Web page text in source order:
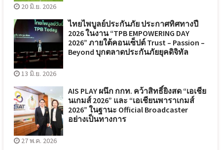
20 มิ.ย. 2026
ไทยไพบูลย์ประกันภัย ประกาศทิศทางปี
2026 ในงาน “TPB EMPOWERING DAY
2026” ภายใต้คอนเซ็ปต์ Trust – Passion –
Beyond บุกตลาดประกันภัยยุคดิจิทัล
13 มิ.ย. 2026
AIS PLAY ผนึก กกท. คว้าสิทธิ์ยิงสด “เอเชีย
นเกมส์ 2026” และ “เอเชียนพาราเกมส์
2026” ในฐานะ Official Broadcaster
อย่างเป็นทางการ
27 พ.ค. 2026